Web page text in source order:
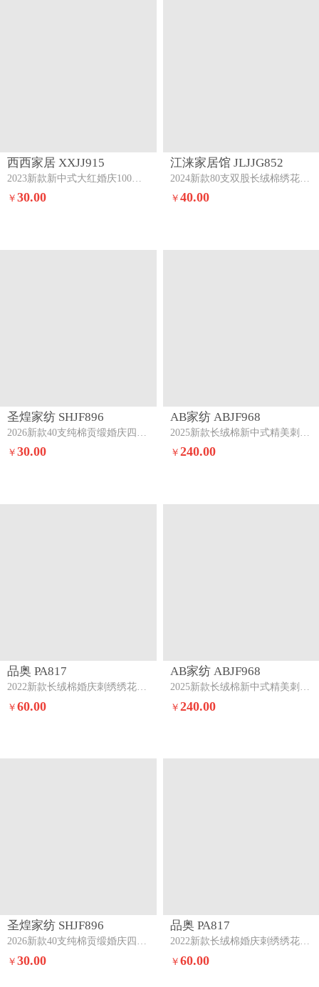
西西家居 XXJJ915
2023新款新中式大红婚庆100支澳棉四件套-喜结连理-紫红喜结连理-紫红
￥30.00
江涞家居馆 JLJJG852
2024新款80支双股长绒棉绣花婚庆四件套七件套福禄
￥ 40.00
圣煌家纺 SHJF896
2026新款40支纯棉贡缎婚庆四件套满心欢喜
￥30.00
AB家纺 ABJF968
2025新款长绒棉新中式精美刺绣婚庆四件套九五至尊
￥ 240.00
品奥 PA817
2022新款长绒棉婚庆刺绣绣花四件套江山龙凤
￥60.00
AB家纺 ABJF968
2025新款长绒棉新中式精美刺绣婚庆四件套龙腾凤跃
￥ 240.00
圣煌家纺 SHJF896
2026新款40支纯棉贡缎婚庆四件套心喜相映
￥30.00
品奥 PA817
2022新款长绒棉婚庆刺绣绣花四件套百子贺喜
￥ 60.00